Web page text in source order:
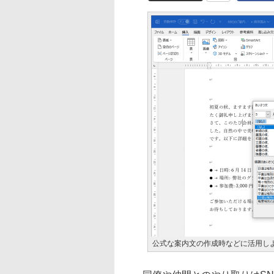
公式な案内文の作成時などに活用し